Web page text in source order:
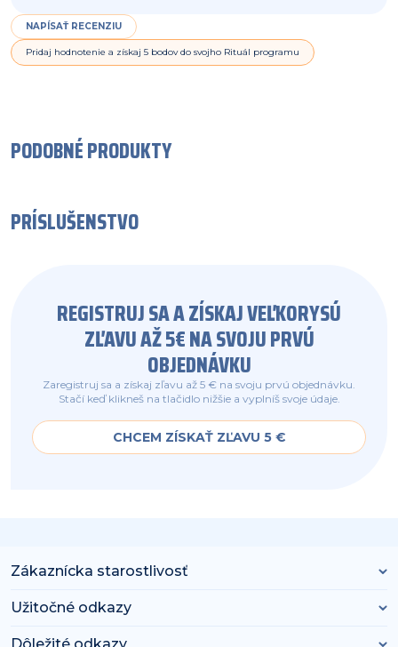
NAPÍSAŤ RECENZIU
Pridaj hodnotenie a získaj 5 bodov do svojho Rituál programu
PODOBNÉ PRODUKTY
PRÍSLUŠENSTVO
REGISTRUJ SA A ZÍSKAJ VEĽKORYSÚ
ZĽAVU AŽ 5€ NA SVOJU PRVÚ
OBJEDNÁVKU
Zaregistruj sa a získaj zľavu až 5 € na svoju prvú objednávku.
Stačí keď klikneš na tlačidlo nižšie a vyplníš svoje údaje.
CHCEM ZÍSKAŤ ZĽAVU 5 €
Zákaznícka starostlivosť
Užitočné odkazy